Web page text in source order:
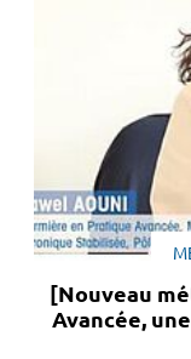
[Nouveau
Avancée,